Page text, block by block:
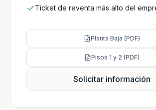
Ticket de reventa más alto del
Planta Baja (PDF)
Pisos 1 y 2 (PDF)
Solicitar información